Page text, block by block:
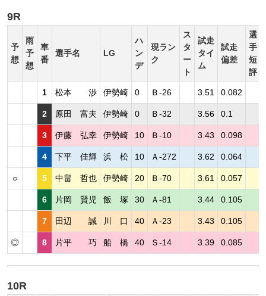
9R
予
想
雨
予
想
車
番
選手名 LG
ハ
ン
デ
現ラン
ク
ス
タ
ー
ト
試走
タイ
ム
試走
偏差
選
手
短
評
1 松本 渉 伊勢崎 0 Ｂ-26 3.51 0.082
2 原田 富夫 伊勢崎 0 Ｂ-32 3.56 0.1
3 伊藤 弘幸 伊勢崎 10 Ｂ-10 3.43 0.098
4 下平 佳輝 浜 松 10 Ａ-272 3.62 0.064
○ 5 中畠 哲也 伊勢崎 20 Ｂ-70 3.61 0.057
6 片岡 賢児 飯 塚 30 Ａ-81 3.44 0.105
7 田辺 誠 川 口 40 Ａ-23 3.43 0.105
◎ 8 片平 巧 船 橋 40 Ｓ-14 3.39 0.085
10R